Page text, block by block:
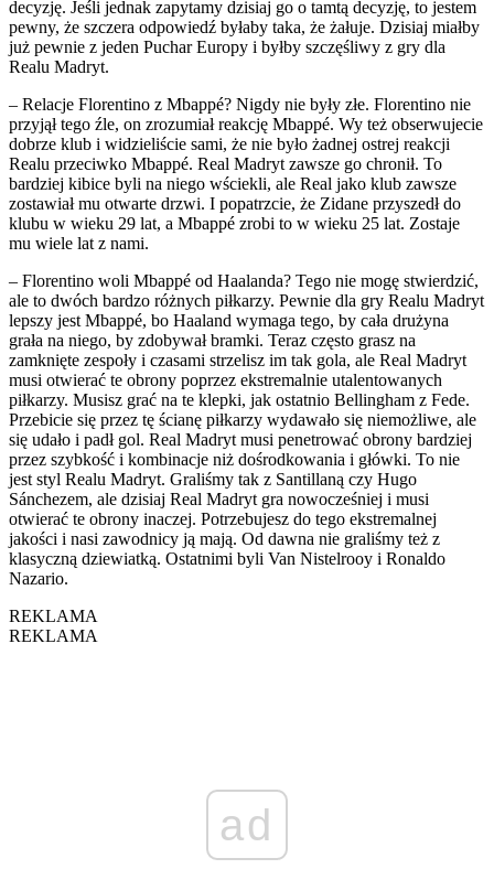
decyzję. Jeśli jednak zapytamy dzisiaj go o tamtą decyzję, to jestem
pewny, że szczera odpowiedź byłaby taka, że żałuje. Dzisiaj miałby
już pewnie z jeden Puchar Europy i byłby szczęśliwy z gry dla
Realu Madryt.
– Relacje Florentino z Mbappé? Nigdy nie były złe. Florentino nie
przyjął tego źle, on zrozumiał reakcję Mbappé. Wy też obserwujecie
dobrze klub i widzieliście sami, że nie było żadnej ostrej reakcji
Realu przeciwko Mbappé. Real Madryt zawsze go chronił. To
bardziej kibice byli na niego wściekli, ale Real jako klub zawsze
zostawiał mu otwarte drzwi. I popatrzcie, że Zidane przyszedł do
klubu w wieku 29 lat, a Mbappé zrobi to w wieku 25 lat. Zostaje
mu wiele lat z nami.
– Florentino woli Mbappé od Haalanda? Tego nie mogę stwierdzić,
ale to dwóch bardzo różnych piłkarzy. Pewnie dla gry Realu Madryt
lepszy jest Mbappé, bo Haaland wymaga tego, by cała drużyna
grała na niego, by zdobywał bramki. Teraz często grasz na
zamknięte zespoły i czasami strzelisz im tak gola, ale Real Madryt
musi otwierać te obrony poprzez ekstremalnie utalentowanych
piłkarzy. Musisz grać na te klepki, jak ostatnio Bellingham z Fede.
Przebicie się przez tę ścianę piłkarzy wydawało się niemożliwe, ale
się udało i padł gol. Real Madryt musi penetrować obrony bardziej
przez szybkość i kombinacje niż dośrodkowania i główki. To nie
jest styl Realu Madryt. Graliśmy tak z Santillaną czy Hugo
Sánchezem, ale dzisiaj Real Madryt gra nowocześniej i musi
otwierać te obrony inaczej. Potrzebujesz do tego ekstremalnej
jakości i nasi zawodnicy ją mają. Od dawna nie graliśmy też z
klasyczną dziewiatką. Ostatnimi byli Van Nistelrooy i Ronaldo
Nazario.
REKLAMA
REKLAMA
ad